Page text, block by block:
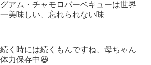
グアム・チャモロバーベキューは世界
一美味しい、忘れられない味
続く時には続くもんですね、母ちゃん
体力保存中😆